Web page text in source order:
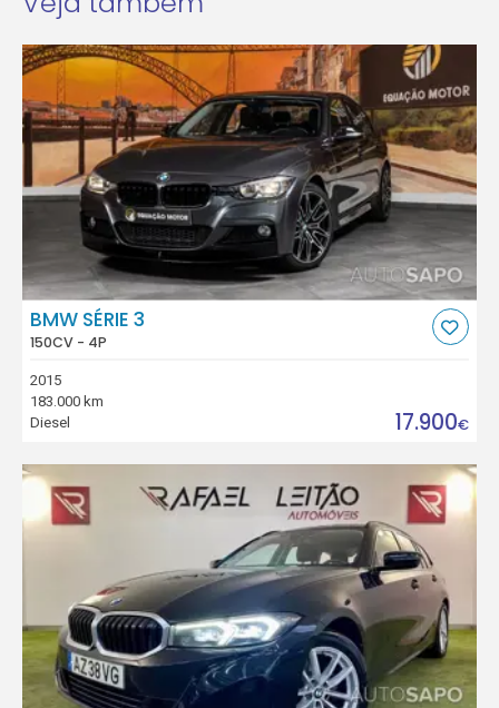
BMW SÉRIE 3
150CV - 4P
2015
183.000 km
Diesel
17.900€